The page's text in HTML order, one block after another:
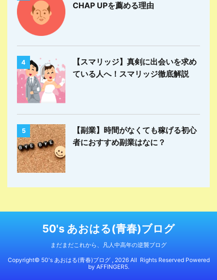
CHAP UPを薦める理由
4
【スマリッジ】真剣に出会いを求め
ている人へ！スマリッジ徹底解説
5
【副業】時間がなくても稼げる初心
者におすすめ副業はなに？
50's あおはる(青春)ブログ
まだまだこれから、凡人中高年の逆襲ブログ
Copyright© 50's あおはる(青春)ブログ , 2026 All Rights Reserved Powered
by AFFINGER5.